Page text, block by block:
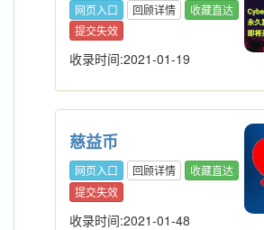
网页入口 回顾详情
收藏直达
提交失效
收录时间:2021-01-19
慈益币
网页入口 回顾详情
收藏直达
提交失效
收录时间:2021-01-48